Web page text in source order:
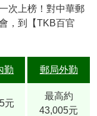
次上榜！對中華郵
，到【TKB百官
勤 郵局外勤
元
最高約
43,005元